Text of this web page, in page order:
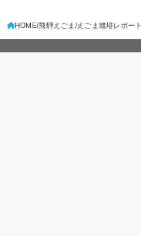
HOME 飛騨えごま えごま栽培レポート